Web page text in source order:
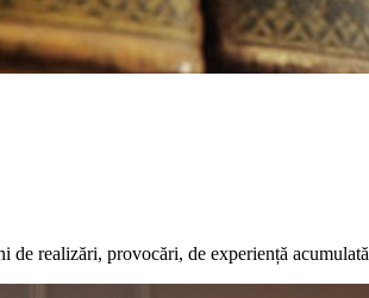
realizări, provocări, de experiență acumulată